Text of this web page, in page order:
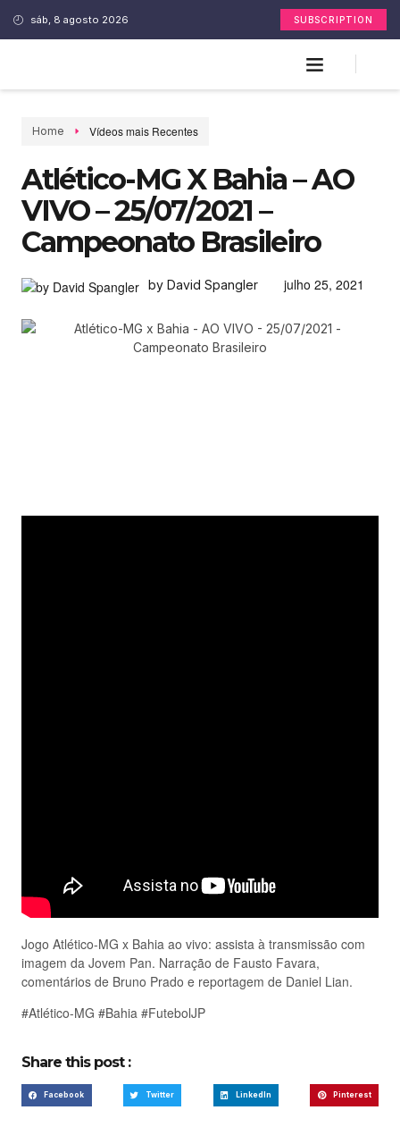
sáb, 8 agosto 2026 SUBSCRIPTION
Home Vídeos mais Recentes
Atlético-MG X Bahia – AO
VIVO – 25/07/2021 –
Campeonato Brasileiro
by David Spangler julho 25, 2021
Jogo Atlético-MG x Bahia ao vivo: assista à transmissão com
imagem da Jovem Pan. Narração de Fausto Favara,
comentários de Bruno Prado e reportagem de Daniel Lian.
#Atlético-MG #Bahia #FutebolJP
Share this post :
Facebook Twitter LinkedIn Pinterest